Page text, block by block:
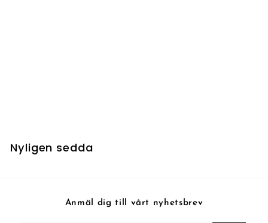
Nyligen sedda
Anmäl dig till vårt nyhetsbrev